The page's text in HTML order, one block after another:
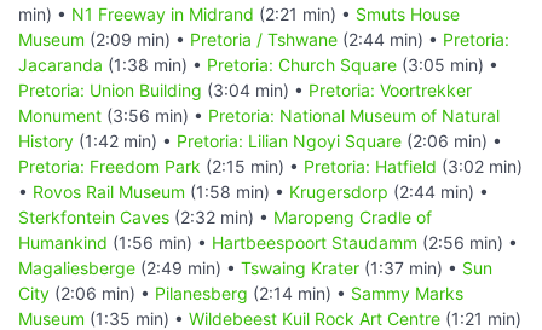
min) • N1 Freeway in Midrand (2:21 min) • Smuts House
Museum (2:09 min) • Pretoria / Tshwane (2:44 min) • Pretoria:
Jacaranda (1:38 min) • Pretoria: Church Square (3:05 min) •
Pretoria: Union Building (3:04 min) • Pretoria: Voortrekker
Monument (3:56 min) • Pretoria: National Museum of Natural
History (1:42 min) • Pretoria: Lilian Ngoyi Square (2:06 min) •
Pretoria: Freedom Park (2:15 min) • Pretoria: Hatfield (3:02 min)
• Rovos Rail Museum (1:58 min) • Krugersdorp (2:44 min) •
Sterkfontein Caves (2:32 min) • Maropeng Cradle of
Humankind (1:56 min) • Hartbeespoort Staudamm (2:56 min) •
Magaliesberge (2:49 min) • Tswaing Krater (1:37 min) • Sun
City (2:06 min) • Pilanesberg (2:14 min) • Sammy Marks
Museum (1:35 min) • Wildebeest Kuil Rock Art Centre (1:21 min)